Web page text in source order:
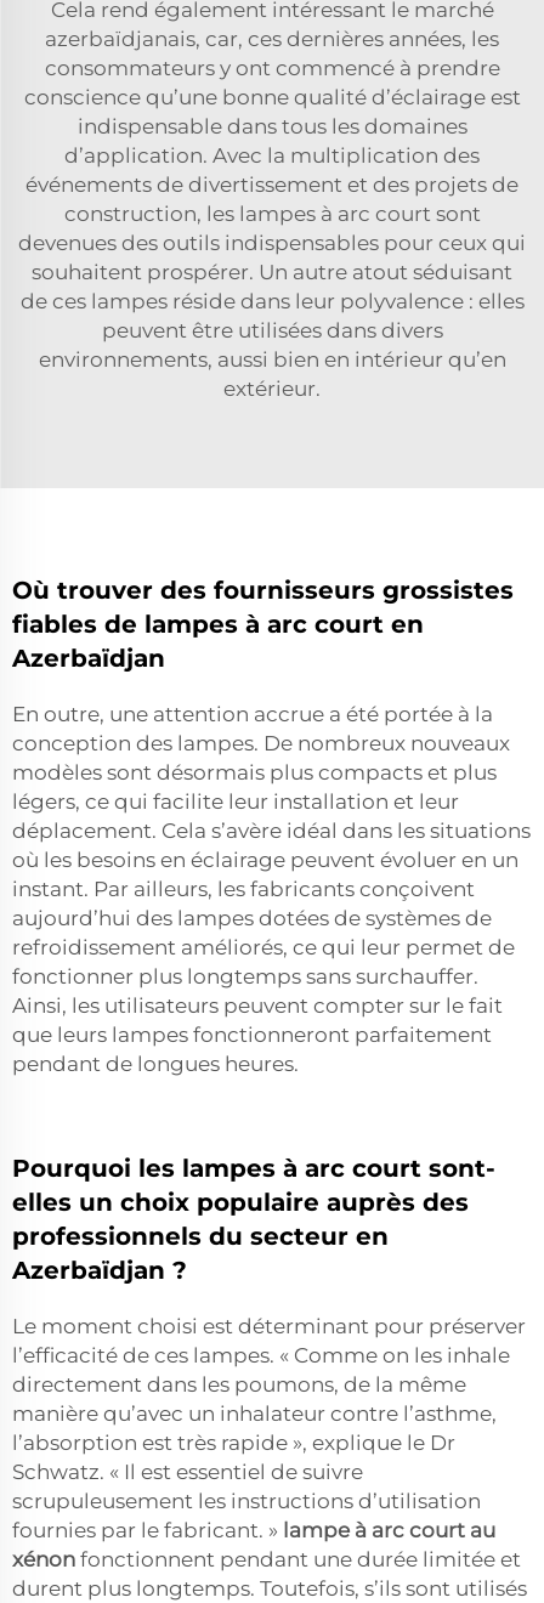
Cela rend également intéressant le marché
azerbaïdjanais, car, ces dernières années, les
consommateurs y ont commencé à prendre
conscience qu’une bonne qualité d’éclairage est
indispensable dans tous les domaines
d’application. Avec la multiplication des
événements de divertissement et des projets de
construction, les lampes à arc court sont
devenues des outils indispensables pour ceux qui
souhaitent prospérer. Un autre atout séduisant
de ces lampes réside dans leur polyvalence : elles
peuvent être utilisées dans divers
environnements, aussi bien en intérieur qu’en
extérieur.
Où trouver des fournisseurs grossistes
fiables de lampes à arc court en
Azerbaïdjan
En outre, une attention accrue a été portée à la
conception des lampes. De nombreux nouveaux
modèles sont désormais plus compacts et plus
légers, ce qui facilite leur installation et leur
déplacement. Cela s’avère idéal dans les situations
où les besoins en éclairage peuvent évoluer en un
instant. Par ailleurs, les fabricants conçoivent
aujourd’hui des lampes dotées de systèmes de
refroidissement améliorés, ce qui leur permet de
fonctionner plus longtemps sans surchauffer.
Ainsi, les utilisateurs peuvent compter sur le fait
que leurs lampes fonctionneront parfaitement
pendant de longues heures.
Pourquoi les lampes à arc court sont-
elles un choix populaire auprès des
professionnels du secteur en
Azerbaïdjan ?
Le moment choisi est déterminant pour préserver
l’efficacité de ces lampes. « Comme on les inhale
directement dans les poumons, de la même
manière qu’avec un inhalateur contre l’asthme,
l’absorption est très rapide », explique le Dr
Schwatz. « Il est essentiel de suivre
scrupuleusement les instructions d’utilisation
fournies par le fabricant. » lampe à arc court au
xénon fonctionnent pendant une durée limitée et
durent plus longtemps. Toutefois, s’ils sont utilisés